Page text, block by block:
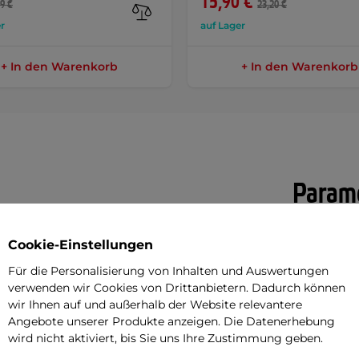
€
+ In den Warenkorb
23,20 €
auf Lager
+ In den Warenkorb
moderne, leichte und sichere Lösung
wie Downhill, Freestyle oder
- Skifahren oder Snowboarden
MicroShift
Hledí
Gewicht (g)
Cookie-Einstellungen
Für die Personalisierung von Inhalten und Auswertungen
verwenden wir Cookies von Drittanbietern. Dadurch können
wir Ihnen auf und außerhalb der Website relevantere
Angebote unserer Produkte anzeigen. Die Datenerhebung
wird nicht aktiviert, bis Sie uns Ihre Zustimmung geben.